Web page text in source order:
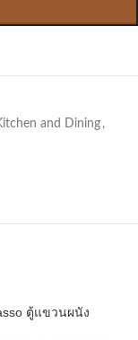
and Dining ,
ตู้แขวนผนัง